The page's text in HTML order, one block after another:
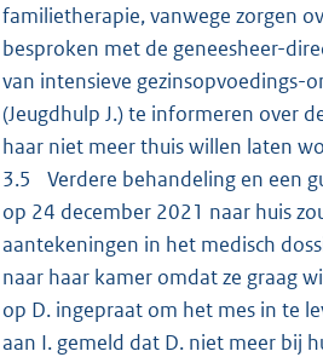
familietherapie, vanwege zorgen
besproken met de geneesheer-
van intensieve gezinsopvoedings-
(Jeugdhulp J.) te informeren over
haar niet meer thuis willen laten
3.5 Verdere behandeling en een
op 24 december 2021 naar huis
aantekeningen in het medisch
naar haar kamer omdat ze graag
op D. ingepraat om het mes in te
aan I. gemeld dat D. niet meer bij